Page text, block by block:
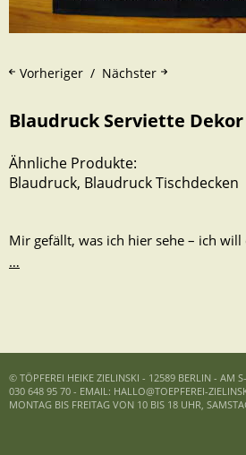
Nächster
Vorheriger
Blaudruck Serviette
Ähnliche Produkte:
Blaudruck, Blaudruck Tischdecken
Mir gefällt, was ich hier sehe – ich will
…
© TÖPFEREI HEIKE ZIELINSKI - 12589 BERLIN - AM
030 648 95 70 - EMAIL: HALLO@TOEPFEREI-
MONTAG BIS FREITAG VON 10 BIS 18 UHR,